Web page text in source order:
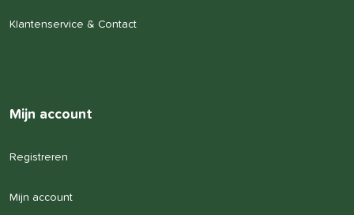
Klantenservice & Contact
Mijn account
Registreren
Mijn account